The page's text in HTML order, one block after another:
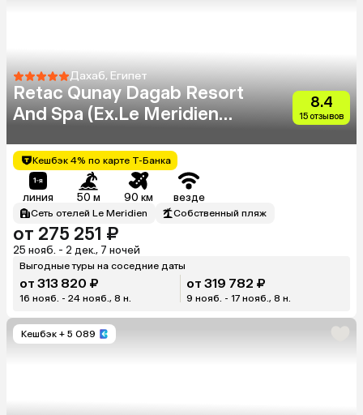
Дахаб, Египет
Retac Qunay Dagab Resort
And Spa (Ex.Le Meridien
8.4
15 отзывов
Кешбэк 4% по карте Т-Банка
линия 50 м 90 км везде
Сеть отелей Le Meridien Собственный пляж
от 275 251 ₽
25 нояб. - 2 дек., 7 ночей
Выгодные туры на соседние даты
от 313 820 ₽
16 нояб. - 24 нояб., 8 н.
от 319 782 ₽
9 нояб. - 17 нояб., 8 н.
Кешбэк + 5 089